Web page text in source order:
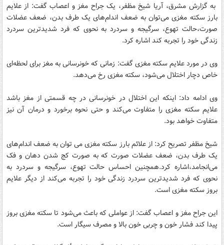
به گزارش مشرق، آریا شیخ مظفر، یک جراح مغز و اعصاب گفت: از علایم
بارز سکته مغزی می‌توان به ضعف اندام‌های یک طرف بدن، ضعف عضلات
صورت،حالت تهوع، سرگیجه و سردرد به نحوی که فرد شدید‌ترین سردرد
زندگی خود را تجربه ‌کند اشاره کرد.
وی در مورد علایم سکته مغزی گفت: زمانی که خونرسانی به مغز برای لحظه‌ای
خاص دچار اختلال می‌شود، سکته مغزی رخ می‌دهد.
وی ادامه داد: اینکه این اختلال در خونرسانی در چه قسمتی از مغز باشد
علایم سکته مغزی را متفاوت می‌کند و حتی نحوه برخورد و درمان آن نیز
متفاوت خواهد بود.
شیخ مظفر تصریح کرد: از علائم بارز سکته مغزی می توان به ضعف اندام‌های
یک طرف بدن، ضعف عضلات صورت که به صورت کج شدن دهان و فک
می‌انجامد،اشاره کرد.همچنین احساس حالت تهوع، سرگیجه و سردرد به
نحوی که فرد شدید‌ترین سردرد زندگی خود را تجربه می‌کند از دیگر علایم
بروز سکته مغزی است.
این جراح مغز و اعصاب گفت: از عواملی که باعث می‌شود تا سکته مغزی بروز
پیدا کند فشار خون و چربی خون بالا و مصرف سیگار است.